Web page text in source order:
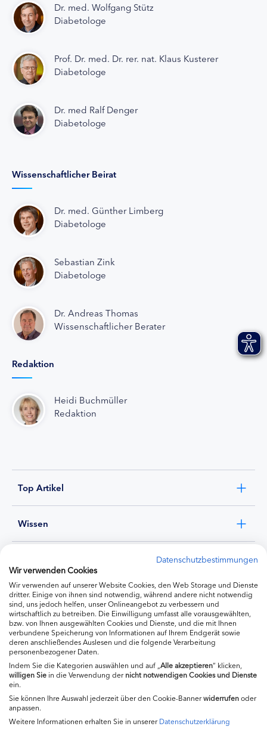
Dr. med. Wolfgang Stütz
Diabetologe
Prof. Dr. med. Dr. rer. nat. Klaus Kusterer
Diabetologe
Dr. med Ralf Denger
Diabetologe
Wissenschaftlicher Beirat
Dr. med. Günther Limberg
Diabetologe
Sebastian Zink
Diabetologe
Dr. Andreas Thomas
Wissenschaftlicher Berater
Redaktion
Heidi Buchmüller
Redaktion
Top Artikel
Wissen
Ernährung
Produkte
Impressum
Datenschutzbestimmungen
Wir verwenden Cookies
Wir verwenden auf unserer Website Cookies, den Web Storage und Dienste
dritter. Einige von ihnen sind notwendig, während andere nicht notwendig
sind, uns jedoch helfen, unser Onlineangebot zu verbessern und
wirtschaftlich zu betreiben. Die Einwilligung umfasst alle vorausgewählten,
bzw. von Ihnen ausgewählten Cookies und Dienste, und die mit Ihnen
verbundene Speicherung von Informationen auf Ihrem Endgerät sowie
deren anschließendes Auslesen und die folgende Verarbeitung
personenbezogener Daten.
Indem Sie die Kategorien auswählen und auf „ Alle akzeptieren“ klicken,
willigenSie in die Verwendung dernicht notwendigen Cookies und Dienste
ein.
Sie können Ihre Auswahl jederzeit über den Cookie-Bannerwiderrufenoder
anpassen.
Weitere Informationen erhalten Sie in unsererDatenschutzerklärung